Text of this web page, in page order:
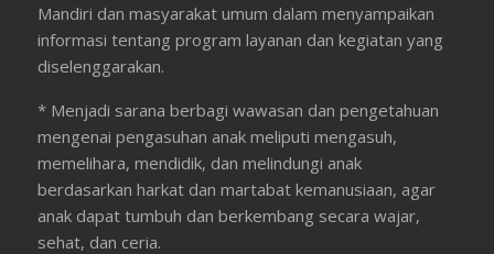
Mandiri dan masyarakat umum dalam menyampaikan
informasi tentang program layanan dan kegiatan yang
diselenggarakan.
* Menjadi sarana berbagi wawasan dan pengetahuan
mengenai pengasuhan anak meliputi mengasuh,
memelihara, mendidik, dan melindungi anak
berdasarkan harkat dan martabat kemanusiaan, agar
anak dapat tumbuh dan berkembang secara wajar,
sehat, dan ceria.